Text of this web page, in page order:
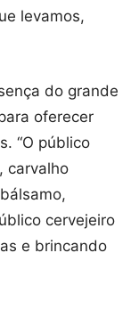
levamos,
do grande
oferecer
“O público
carvalho
cervejeiro
e brincando